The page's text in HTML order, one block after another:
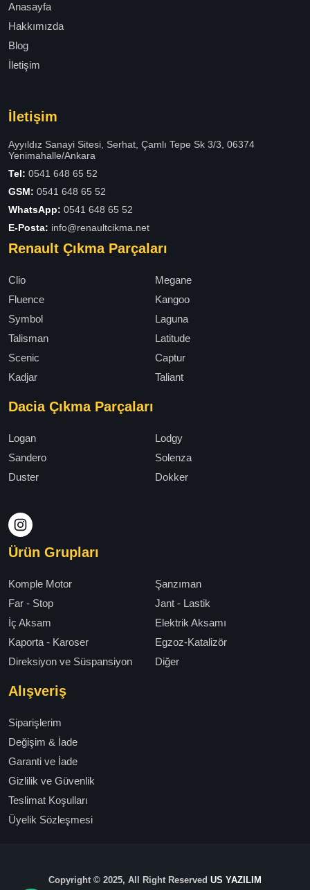
Anasayfa
Hakkımızda
Blog
İletişim
İletişim
Ayyıldız Sanayi Sitesi, Serhat, Çamlı Tepe Sk 3/3, 06374
Yenimahalle/Ankara
Tel: 0541 648 65 52
GSM: 0541 648 65 52
WhatsApp: 0541 648 65 52
E-Posta: info@renaultcikma.net
Renault Çıkma Parçaları
Clio
Megane
Fluence
Kangoo
Symbol
Laguna
Talisman
Latitude
Scenic
Captur
Kadjar
Taliant
Dacia Çıkma Parçaları
Logan
Lodgy
Sandero
Solenza
Duster
Dokker
Ürün Grupları
Komple Motor
Şanzıman
Far - Stop
Jant - Lastik
İç Aksam
Elektrik Aksamı
Kaporta - Karoser
Egzoz-Katalizör
Direksiyon ve Süspansiyon
Diğer
Alışveriş
Siparişlerim
Değişim & İade
Garanti ve İade
Gizlilik ve Güvenlik
Teslimat Koşulları
Üyelik Sözleşmesi
Copyright © 2025, All Right Reserved US YAZILIM